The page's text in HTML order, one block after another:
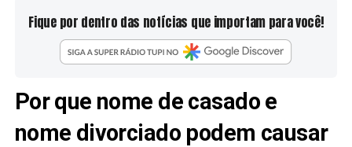
Fique por dentro das notícias que importam para você!
Por que nome de casado e
nome divorciado podem causar